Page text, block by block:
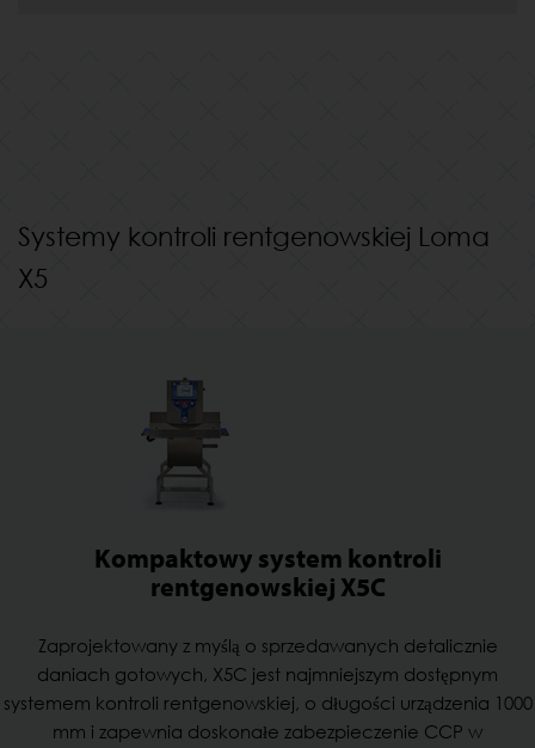
Systemy kontroli rentgenowskiej Loma
X5
Kompaktowy system kontroli
rentgenowskiej X5C
Zaprojektowany z myślą o sprzedawanych detalicznie
daniach gotowych, X5C jest najmniejszym dostępnym
systemem kontroli rentgenowskiej, o długości urządzenia 1000
mm i zapewnia doskonałe zabezpieczenie CCP w